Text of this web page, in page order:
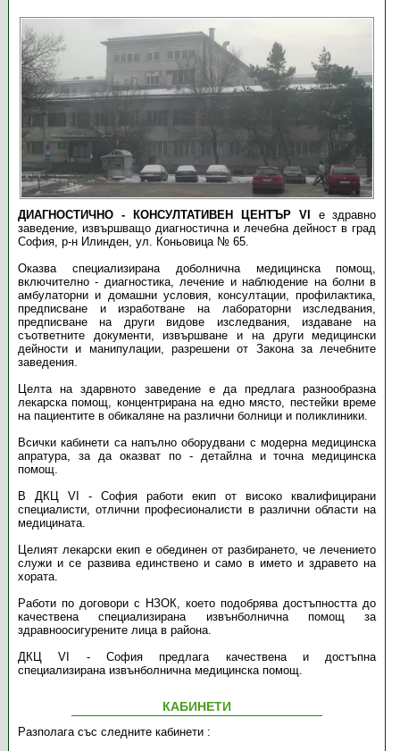
ДИАГНОСТИЧНО - КОНСУЛТАТИВЕН ЦЕНТЪР VI
е здравно
заведение, извършващо диагностична и лечебна дейност в град
София, р-н Илинден, ул. Коньовица № 65.
Oказва специализирана доболнична медицинска помощ,
включително - диагностика, лечение и наблюдение на болни в
амбулаторни и домашни условия, консултации, профилактика,
предписване и изработване на лабораторни изследвания,
предписване на други видове изследвания, издаване на
съответните документи, извършване и на други медицински
дейности и манипулации, разрешени от Закона за лечебните
заведения.
Целта на здарвното заведение е да предлага разнообразна
лекарска помощ, концентрирана на едно място, пестейки време
на пациентите в обикаляне на различни болници и поликлиники.
Всички кабинети са напълно оборудвани с модерна медицинска
апратура, за да оказват по - детайлна и точна медицинска
помощ.
В ДКЦ VI - София работи екип от високо квалифицирани
специалисти, отлични професионалисти в различни области на
медицината.
Целият лекарски екип е обединен от разбирането, че лечението
служи и се развива единствено и само в името и здравето на
хората.
Работи по договори с НЗОК, което подобрява достъпността до
качествена специализирана извънболнична помощ за
здравноосигурените лица в района.
ДКЦ VI - София предлага качествена и достъпна
специализирана извънболнична медицинска помощ.
КАБИНЕТИ
Разполага със следните кабинети :